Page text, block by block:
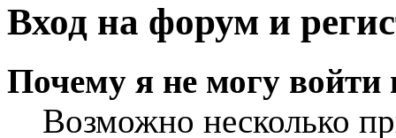
Вход на форум и
Почему я не могу войти
Возможно несколько